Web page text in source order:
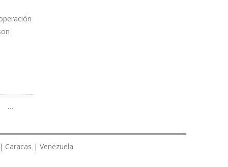
…
| Venezuela